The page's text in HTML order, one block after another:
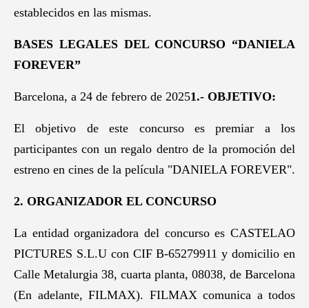
establecidos en las mismas.
BASES LEGALES DEL CONCURSO “DANIELA
FOREVER”
Barcelona, a 24 de febrero de 20251.- OBJETIVO:
El objetivo de este concurso es premiar a los
participantes con un regalo dentro de la promoción del
estreno en cines de la película "DANIELA FOREVER".
2. ORGANIZADOR EL CONCURSO
La entidad organizadora del concurso es CASTELAO
PICTURES S.L.U con CIF B-65279911 y domicilio en
Calle Metalurgia 38, cuarta planta, 08038, de Barcelona
(En adelante, FILMAX). FILMAX comunica a todos